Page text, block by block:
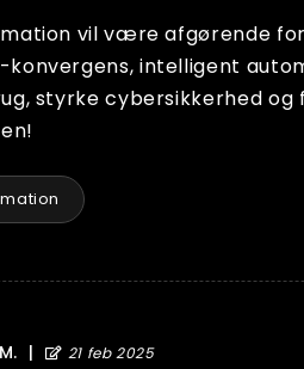
vil være afgørende
konvergens, intelligent
styrke cybersikkerhed
| 21 feb 2025